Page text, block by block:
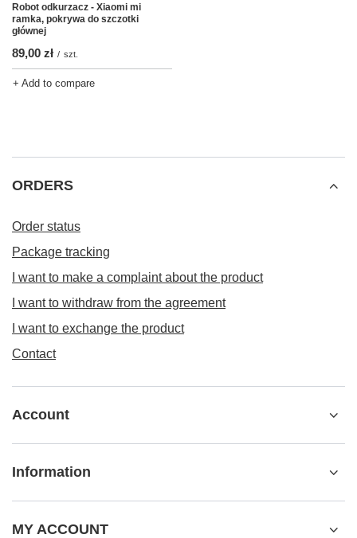
Robot odkurzacz - Xiaomi mi
ramka, pokrywa do szczotki
głównej
89,00 zł / szt.
+ Add to compare
ORDERS
Order status
Package tracking
I want to make a complaint about the product
I want to withdraw from the agreement
I want to exchange the product
Contact
Account
Information
MY ACCOUNT